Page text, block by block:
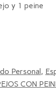
y 1 peine
Personal,
CON